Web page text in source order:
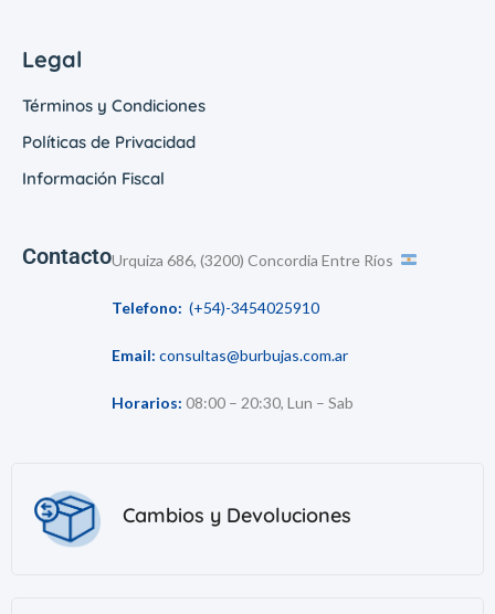
Legal
Términos y Condiciones
Políticas de Privacidad
Información Fiscal
ContactoUrquiza 686, (3200) Concordia Entre Ríos
Telefono: (+54)-3454025910
Email: consultas@burbujas.com.ar
Horarios: 08:00 – 20:30, Lun – Sab
Cambios y Devoluciones